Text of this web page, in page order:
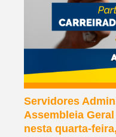
Servidores
Assembleia
nesta quarta-